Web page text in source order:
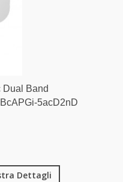
Dual Band
5acD2nD
Dettagli